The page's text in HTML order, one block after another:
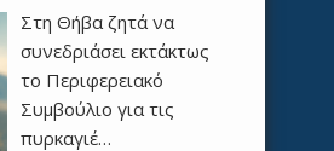
Στη Θήβα ζητά να
συνεδριάσει εκτάκτως
το Περιφερειακό
Συμβούλιο για τις
πυρκαγιέ…